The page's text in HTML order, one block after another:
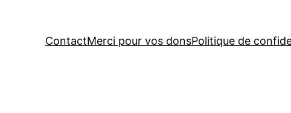
ContactMerci pour vos donsPolitique de